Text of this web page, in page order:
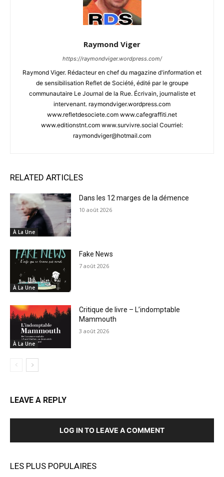
Raymond Viger
https://raymondviger.wordpress.com/
Raymond Viger. Rédacteur en chef du magazine d'information et
de sensibilisation Reflet de Société, édité par le groupe
communautaire Le Journal de la Rue. Écrivain, journaliste et
intervenant. raymondviger.wordpress.com
www.refletdesociete.com www.cafegraffiti.net
www.editionstnt.com www.survivre.social Courriel:
raymondviger@hotmail.com
RELATED ARTICLES
À La Une
Dans les 12 marges de la démence
10 août 2026
À La Une
Fake News
7 août 2026
À La Une
Critique de livre – L’indomptable
Mammouth
3 août 2026
LEAVE A REPLY
LOG IN TO LEAVE A COMMENT
LES PLUS POPULAIRES